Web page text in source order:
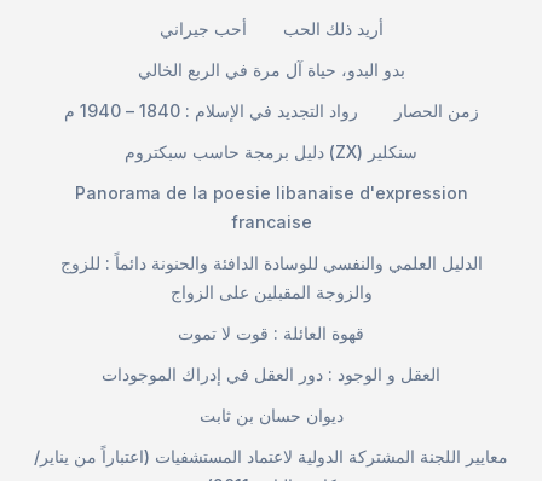
أحب جيراني
أريد ذلك الحب
بدو البدو، حياة آل مرة في الربع الخالي
رواد التجديد في الإسلام : 1840 – 1940 م
زمن الحصار
دليل برمجة حاسب سبكتروم (ZX) سنكلير
Panorama de la poesie libanaise d'expression
francaise
الدليل العلمي والنفسي للوسادة الدافئة والحنونة دائماً : للزوج
والزوجة المقبلين على الزواج
قهوة العائلة : قوت لا تموت
العقل و الوجود : دور العقل في إدراك الموجودات
ديوان حسان بن ثابت
معايير اللجنة المشتركة الدولية لاعتماد المستشفيات (اعتباراً من يناير/